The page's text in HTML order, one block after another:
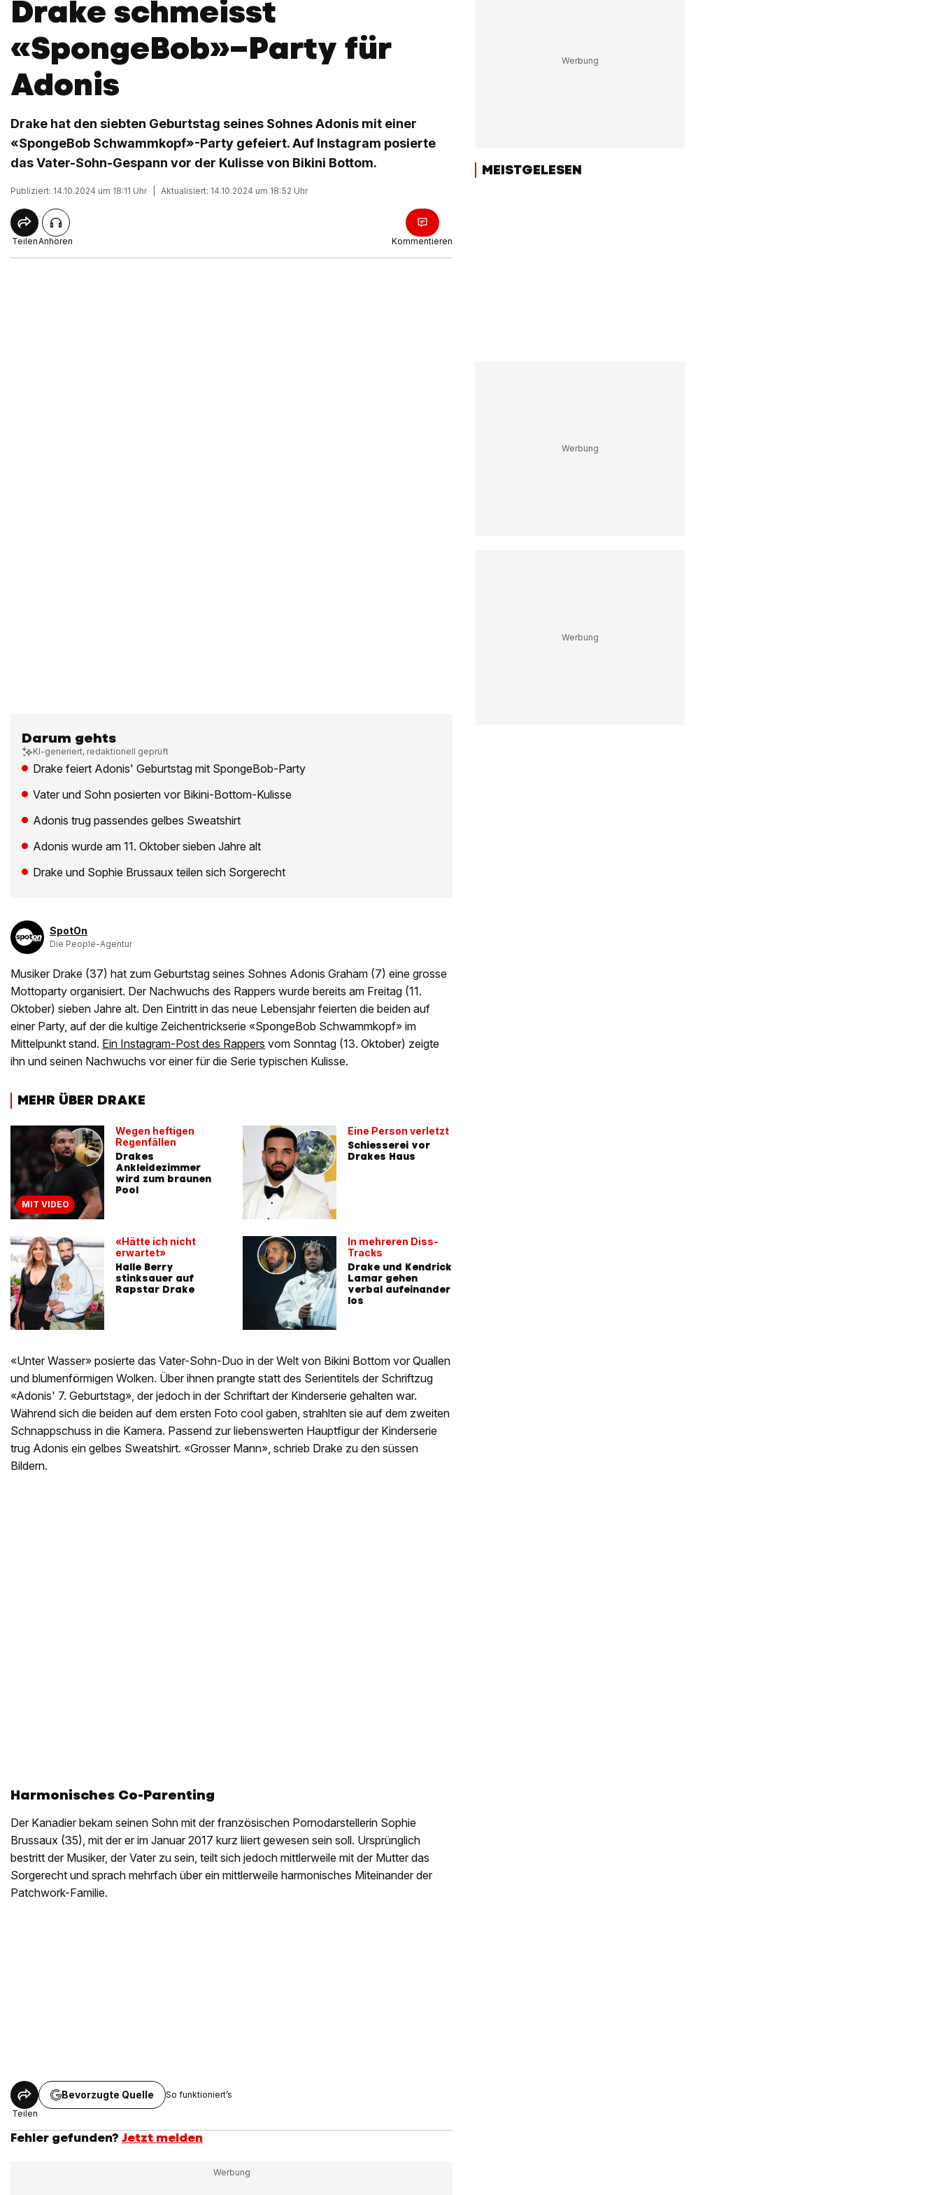
Drake schmeisst
«SpongeBob»–Party für
Adonis
Drake hat den siebten Geburtstag seines Sohnes Adonis mit einer
«SpongeBob Schwammkopf»-Party gefeiert. Auf Instagram posierte
das Vater-Sohn-Gespann vor der Kulisse von Bikini Bottom.
Publiziert: 14.10.2024 um 18:11 Uhr Aktualisiert: 14.10.2024 um 18:52 Uhr
TeilenAnhören Kommentieren
Darum gehts
KI-generiert, redaktionell geprüft
Drake feiert Adonis' Geburtstag mit SpongeBob-Party
Vater und Sohn posierten vor Bikini-Bottom-Kulisse
Adonis trug passendes gelbes Sweatshirt
Adonis wurde am 11. Oktober sieben Jahre alt
Drake und Sophie Brussaux teilen sich Sorgerecht
SpotOn
Die People-Agentur
Musiker Drake (37) hat zum Geburtstag seines Sohnes Adonis Graham (7) eine grosse
Mottoparty organisiert. Der Nachwuchs des Rappers wurde bereits am Freitag (11.
Oktober) sieben Jahre alt. Den Eintritt in das neue Lebensjahr feierten die beiden auf
einer Party, auf der die kultige Zeichentrickserie «SpongeBob Schwammkopf» im
Mittelpunkt stand. Ein Instagram-Post des Rappers vom Sonntag (13. Oktober) zeigte
ihn und seinen Nachwuchs vor einer für die Serie typischen Kulisse.
MEHR ÜBER DRAKE
MIT VIDEO
Wegen heftigen
Regenfällen
Drakes
Ankleidezimmer
wird zum braunen
Pool
«Hätte ich nicht
erwartet»
Halle Berry
stinksauer auf
Rapstar Drake
Eine Person verletzt
Schiesserei vor
Drakes Haus
In mehreren Diss-
Tracks
Drake und Kendrick
Lamar gehen
verbal aufeinander
los
«Unter Wasser» posierte das Vater-Sohn-Duo in der Welt von Bikini Bottom vor Quallen
und blumenförmigen Wolken. Über ihnen prangte statt des Serientitels der Schriftzug
«Adonis' 7. Geburtstag», der jedoch in der Schriftart der Kinderserie gehalten war.
Während sich die beiden auf dem ersten Foto cool gaben, strahlten sie auf dem zweiten
Schnappschuss in die Kamera. Passend zur liebenswerten Hauptfigur der Kinderserie
trug Adonis ein gelbes Sweatshirt. «Grosser Mann», schrieb Drake zu den süssen
Bildern.
Harmonisches Co-Parenting
Der Kanadier bekam seinen Sohn mit der französischen Pornodarstellerin Sophie
Brussaux (35), mit der er im Januar 2017 kurz liiert gewesen sein soll. Ursprünglich
bestritt der Musiker, der Vater zu sein, teilt sich jedoch mittlerweile mit der Mutter das
Sorgerecht und sprach mehrfach über ein mittlerweile harmonisches Miteinander der
Patchwork-Familie.
Teilen
Bevorzugte Quelle So funktioniert’s
Fehler gefunden? Jetzt melden
MEISTGELESEN